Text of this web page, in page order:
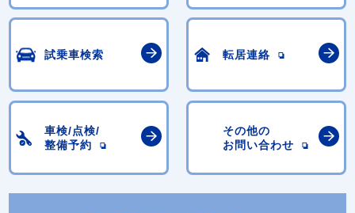
試乗車検索 転居連絡
車検/点検/
整備予約
その他の
お問い合わせ